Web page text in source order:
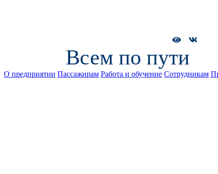
Всем по пути
О предприятии Пассажирам Работа и обучение Сотрудникам